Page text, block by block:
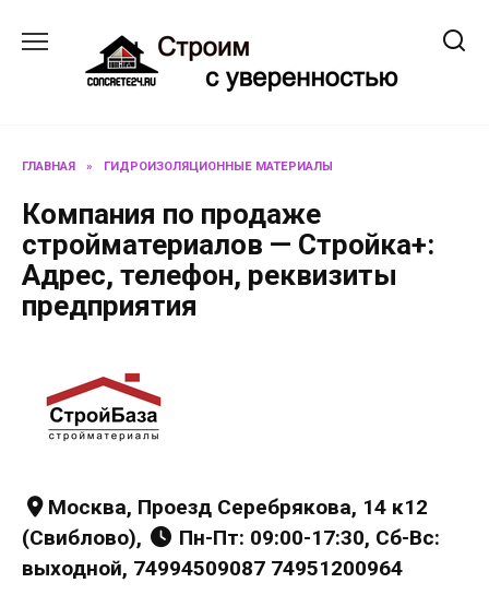
содержанию
ГЛАВНАЯ » ГИДРОИЗОЛЯЦИОННЫЕ МАТЕРИАЛЫ
Компания по продаже
стройматериалов — Стройка+:
Адрес, телефон, реквизиты
предприятия
Москва, Проезд Серебрякова, 14 к12
(Свиблово),
Пн-Пт: 09:00-17:30, Сб-Вс:
выходной, 74994509087 74951200964